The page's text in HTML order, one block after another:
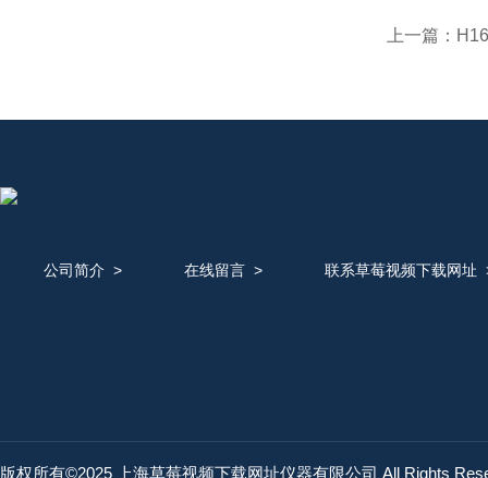
上一篇：
公司简介 > 在线留言> 联系草莓视频下载网址
版权所有©2025 上海草莓视频下载网址仪器有限公司 All Rights